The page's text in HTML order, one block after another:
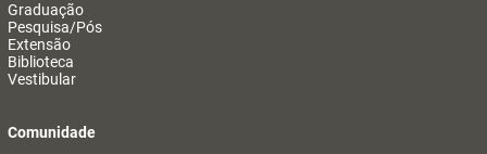
Graduação
Pesquisa/Pós
Extensão
Biblioteca
Vestibular
Comunidade